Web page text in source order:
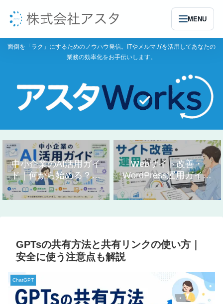
MENU
面倒を「ラク」にするためのノウハウ発信。ITやメルマガを活用してあなたの
業務の効率化をお手伝いします。
中小企業のAI活用ガイ
ド｜何から始める？業
務別の使い方まとめ
Webサイト改善・
WordPress運用ガイド
｜作り方と直し方
GPTsの共有方法と共有リンクの使い方｜
安全に使う注意点も解説
ChatGPT